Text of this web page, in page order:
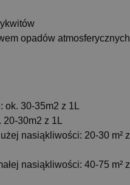
opadów atmosferycznych
ok. 30-35m2 z 1L
20-30m2 z 1L
nasiąkliwości: 20-30 m² z
nasiąkliwości: 40-75 m² z